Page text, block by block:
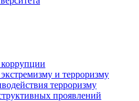
и терроризму
терроризму
проявлений